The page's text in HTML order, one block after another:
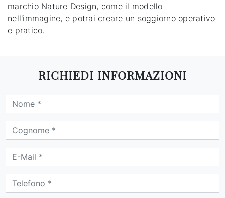
marchio Nature Design, come il modello
nell'immagine, e potrai creare un soggiorno operativo
e pratico.
RICHIEDI INFORMAZIONI